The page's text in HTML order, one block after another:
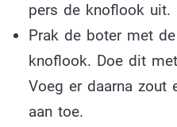
pers de knoflook uit.
Prak de boter met
knoflook. Doe dit
Voeg er daarna zout
aan toe.